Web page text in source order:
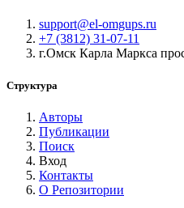
support@el-omgups.ru
+7 (3812) 31-07-11
г.Омск Карла Маркса
Структура
Авторы
Публикации
Поиск
Вход
Контакты
О Репозитории